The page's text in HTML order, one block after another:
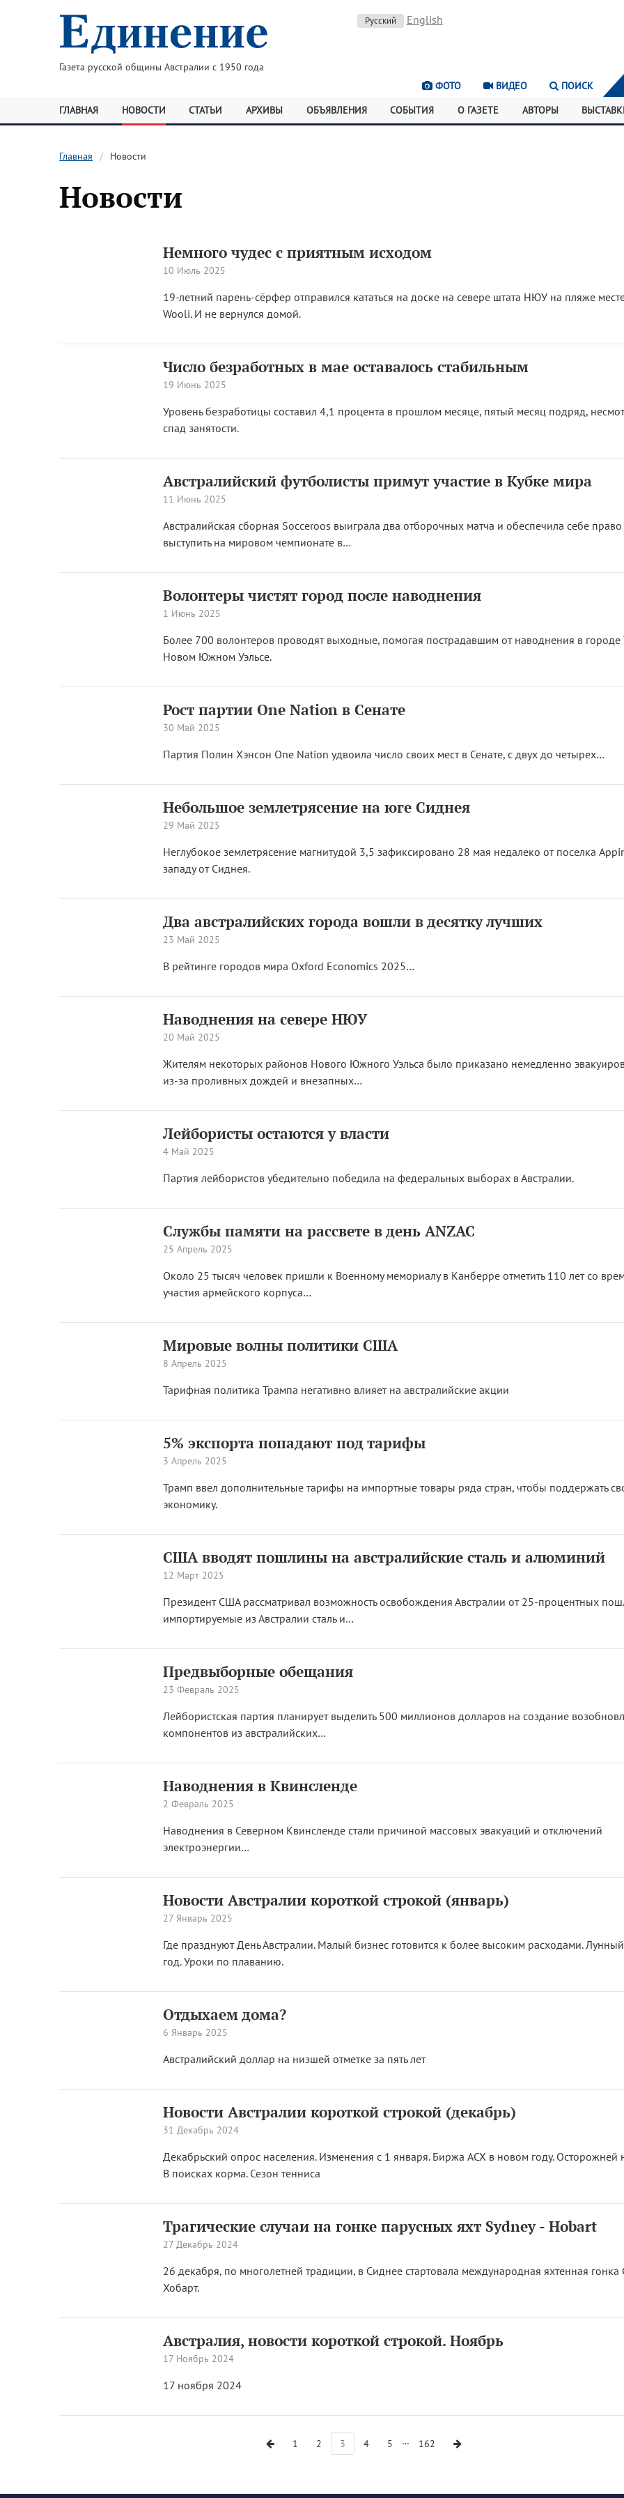
Газета русской общины Австралии с 1950 года
Русский English
ФОТО ВИДЕО ПОИСК
ГЛАВНАЯ НОВОСТИ СТАТЬИ АРХИВЫ ОБЪЯВЛЕНИЯ СОБЫТИЯ О ГАЗЕТЕ АВТОРЫ
Главная Новости
Новости
Немного чудес с приятным исходом
10 Июль 2025
19-летний парень-сёрфер отправился кататься на доске на севере штата НЮУ на пляже
Wooli. И не вернулся домой.
Число безработных в мае оставалось стабильным
19 Июнь 2025
Уровень безработицы составил 4,1 процента в прошлом месяце, пятый месяц подряд,
спад занятости.
Австралийский футболисты примут участие в Кубке мира
11 Июнь 2025
Австралийская сборная Socceroos выиграла два отборочных матча и обеспечила себе право
выступить на мировом чемпионате в…
Волонтеры чистят город после наводнения
1 Июнь 2025
Более 700 волонтеров проводят выходные, помогая пострадавшим от наводнения в городе
Новом Южном Уэльсе.
Рост партии One Nation в Сенате
30 Май 2025
Партия Полин Хэнсон One Nation удвоила число своих мест в Сенате, с двух до четырех…
Небольшое землетрясение на юге Сиднея
29 Май 2025
Неглубокое землетрясение магнитудой 3,5 зафиксировано 28 мая недалеко от поселка
западу от Сиднея.
Два австралийских города вошли в десятку лучших
23 Май 2025
В рейтинге городов мира Oxford Economics 2025…
Наводнения на севере НЮУ
20 Май 2025
Жителям некоторых районов Нового Южного Уэльса было приказано немедленно
из-за проливных дождей и внезапных…
Лейбористы остаются у власти
4 Май 2025
Партия лейбористов убедительно победила на федеральных выборах в Австралии.
Службы памяти на рассвете в день ANZAC
25 Апрель 2025
Около 25 тысяч человек пришли к Военному мемориалу в Канберре отметить 110 лет со
участия армейского корпуса…
Мировые волны политики США
8 Апрель 2025
Тарифная политика Трампа негативно влияет на австралийские акции
5% экспорта попадают под тарифы
3 Апрель 2025
Трамп ввел дополнительные тарифы на импортные товары ряда стран, чтобы поддержать
экономику.
США вводят пошлины на австралийские сталь и алюминий
12 Март 2025
Президент США рассматривал возможность освобождения Австралии от 25-процентных
импортируемые из Австралии сталь и…
Предвыборные обещания
23 Февраль 2025
Лейбористская партия планирует выделить 500 миллионов долларов на создание
компонентов из австралийских…
Наводнения в Квинсленде
2 Февраль 2025
Наводнения в Северном Квинсленде стали причиной массовых эвакуаций и отключений
электроэнергии…
Новости Австралии короткой строкой (январь)
27 Январь 2025
Где празднуют День Австралии. Малый бизнес готовится к более высоким расходами.
год. Уроки по плаванию.
Отдыхаем дома?
6 Январь 2025
Австралийский доллар на низшей отметке за пять лет
Новости Австралии короткой строкой (декабрь)
31 Декабрь 2024
Декабрьский опрос населения. Изменения с 1 января. Биржа ACX в новом году. Осторожней
В поисках корма. Сезон тенниса
Трагические случаи на гонке парусных яхт Sydney - Hobart
27 Декабрь 2024
26 декабря, по многолетней традиции, в Сиднее стартовала международная яхтенная
Хобарт.
Австралия, новости короткой строкой. Ноябрь
17 Ноябрь 2024
17 ноября 2024
1 2 3 4 5 … 162